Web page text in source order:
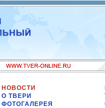
НОВОСТИ
О ТВЕРИ
ФОТОГАЛЕРЕЯ